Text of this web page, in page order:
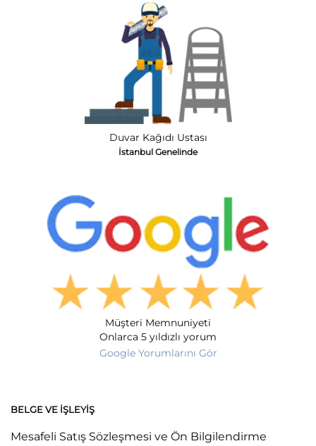
Duvar Kağıdı Ustası
İstanbul Genelinde
Müşteri Memnuniyeti
Onlarca 5 yıldızlı yorum
Google Yorumlarını Gör
BELGE VE İŞLEYIŞ
Mesafeli Satış Sözleşmesi ve Ön Bilgilendirme